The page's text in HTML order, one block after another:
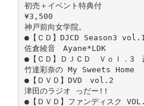
初売＋イベント特典付
¥3,500
神戸前向女学院。
●【ＣＤ】DJCD Season3 vol.1
佐倉綾音 Ayane*LDK
●【ＣＤ】ＤＪＣＤ Ｖｏｌ．3
竹達彩奈の My Sweets Home
●【ＤＶＤ】DVD vol.2
津田のラジオ っだー!!
●【ＤＶＤ】ファンディスク